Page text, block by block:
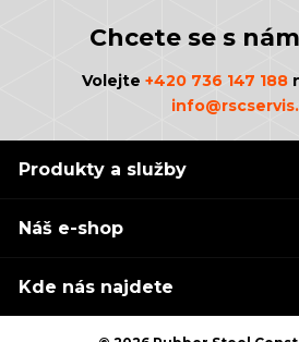
Chcete se s
Volejte +420 736 147 188
Produkty a služby
Náš e-shop
Kde nás najdete